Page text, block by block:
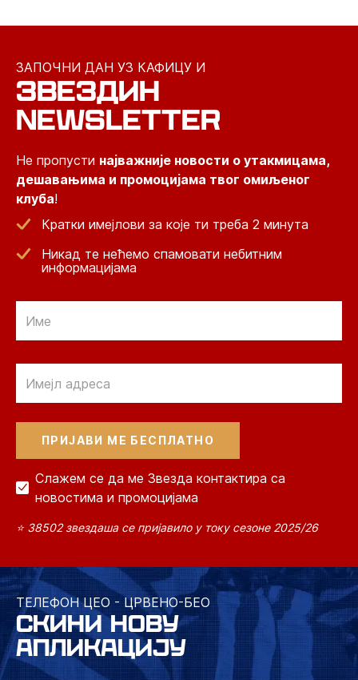
ЗАПОЧНИ ДАН УЗ КАФИЦУ И
ЗВЕЗДИН
NEWSLETTER
Не пропусти најважније новости о утакмицама,
дешавањима и промоцијама твог омиљеног
клуба!
Кратки имејлови за које ти треба 2 минута
Никад те нећемо спамовати небитним
информацијама
Слажем се да ме Звезда контактира са
новостима и промоцијама
⭐ 38502 звездаша се пријавило у току сезоне 2025/26
ТЕЛЕФОН ЦЕО - ЦРВЕНО-БЕО
СКИНИ НОВУ
АПЛИКАЦИЈУ